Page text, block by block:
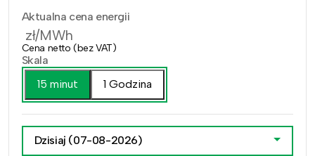
Aktualna cena energii
zł/MWh
Cena netto (bez VAT)
Skala
15 minut
1 Godzina
Dzisiaj (07-08-2026)